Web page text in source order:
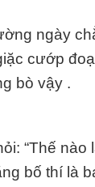
ngày
cướp
bò vậy .
“Thế
bố thí là